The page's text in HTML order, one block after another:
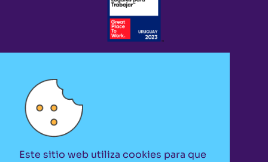
Este sitio web utiliza cookies para que